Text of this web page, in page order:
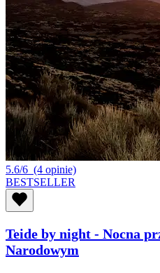
5.6/6 (4 opinie)
BESTSELLER
Teide by night - Nocna
Narodowym